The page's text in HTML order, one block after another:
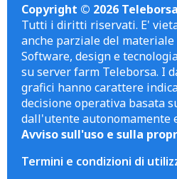
Copyright © 2026 Teleborsa
Tutti i diritti riservati. E'
anche parziale del
Software, design e
su server farm Teleborsa. I
grafici hanno carattere
decisione operativa basata
dall'utente autonomamente
Avviso sull'uso e sulla
Termini e condizioni di